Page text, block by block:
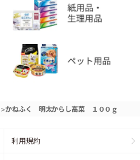
>かねふく 明太からし高菜 １００ｇ
利用規約